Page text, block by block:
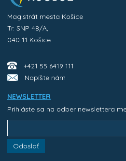
Magistrát mesta Košice
Tr. SNP 48/A,
040 11 Košice
+421 55 6419 111
Napíšte nám
NEWSLETTER
Prihláste sa na odber newslettera
Odoslať